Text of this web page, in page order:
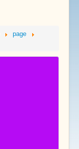
page